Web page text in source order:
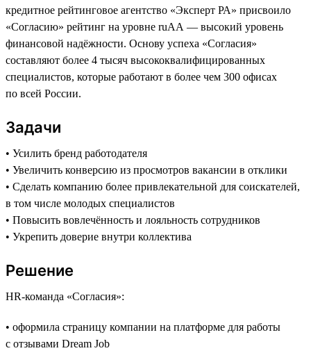
кредитное рейтинговое агентство «Эксперт РА» присвоило
«Согласию» рейтинг на уровне ruAA — высокий уровень
финансовой надёжности. Основу успеха «Согласия»
составляют более 4 тысяч высококвалифицированных
специалистов, которые работают в более чем 300 офисах
по всей России.
Задачи
• Усилить бренд работодателя
• Увеличить конверсию из просмотров вакансии в отклики
• Сделать компанию более привлекательной для соискателей,
в том числе молодых специалистов
• Повысить вовлечённость и лояльность сотрудников
• Укрепить доверие внутри коллектива
Решение
HR-команда «Согласия»:
• оформила страницу компании на платформе для работы
с отзывами Dream Job